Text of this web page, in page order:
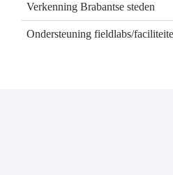
Verkenning Brabantse steden
Ondersteuning fieldlabs/